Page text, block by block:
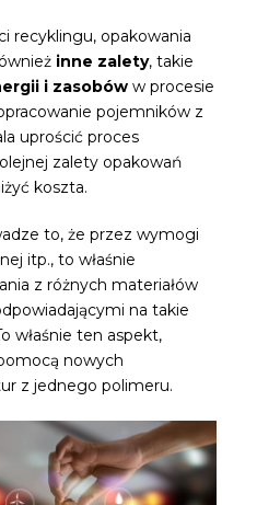
recyklingu, opakowania
inne zalety, takie
i zasobów w procesie
pojemników z
uprościć proces
zalety opakowań
koszta.
to, że przez wymogi
itp., to właśnie
z różnych materiałów
na takie
właśnie ten aspekt,
nowych
z jednego polimeru.